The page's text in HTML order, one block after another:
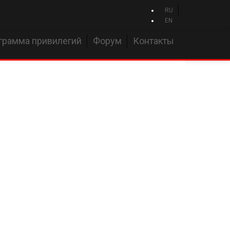
RU
EN
привилегий Форум Контакты